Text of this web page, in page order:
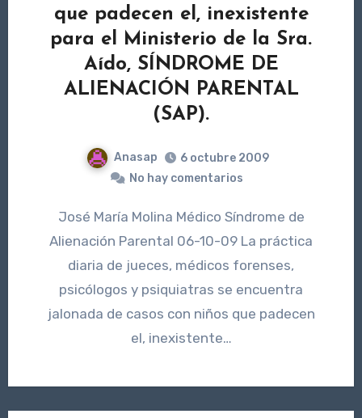
que padecen el, inexistente
para el Ministerio de la Sra.
Aído, SÍNDROME DE
ALIENACIÓN PARENTAL
(SAP).
Anasap
6 octubre 2009
No hay comentarios
José María Molina Médico Síndrome de
Alienación Parental 06-10-09 La práctica
diaria de jueces, médicos forenses,
psicólogos y psiquiatras se encuentra
jalonada de casos con niños que padecen
el, inexistente…